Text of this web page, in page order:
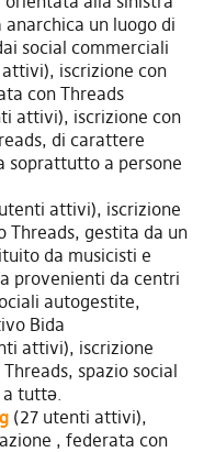
un luogo di
social commerciali
iscrizione con
con Threads
attivi), iscrizione con
di carattere
soprattutto a persone
attivi), iscrizione
Threads, gestita da un
da musicisti e
provenienti da centri
autogestite,
Bida
attivi), iscrizione
spazio social
a tuttə.
(27 utenti attivi),
, federata con